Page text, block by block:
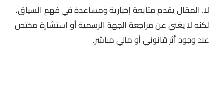
لا. المقال يقدم متابعة إخبارية ومساعدة في فهم السياق،
لكنه لا يغني عن مراجعة الجهة الرسمية أو استشارة مختص
عند وجود أثر قانوني أو مالي مباشر.